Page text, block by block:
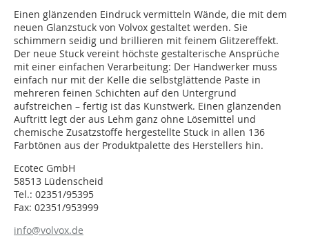
Einen glänzenden Eindruck vermitteln Wände, die mit dem
neuen Glanzstuck von Volvox gestaltet werden. Sie
schimmern seidig und brillieren mit feinem Glitzereffekt.
Der neue Stuck vereint höchste gestalterische Ansprüche
mit einer einfachen Verarbeitung: Der Handwerker muss
einfach nur mit der Kelle die selbstglättende Paste in
mehreren feinen Schichten auf den Untergrund
aufstreichen – fertig ist das Kunstwerk. Einen glänzenden
Auftritt legt der aus Lehm ganz ohne Lösemittel und
chemische Zusatzstoffe hergestellte Stuck in allen 136
Farbtönen aus der Produktpalette des Herstellers hin.
Ecotec GmbH
58513 Lüdenscheid
Tel.: 02351/95395
Fax: 02351/953999
info@volvox.de